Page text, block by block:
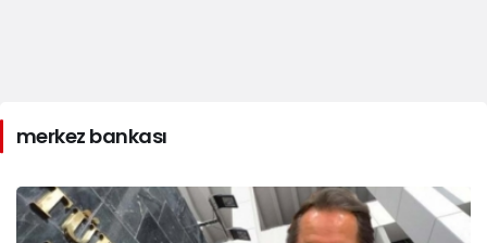
merkez bankası